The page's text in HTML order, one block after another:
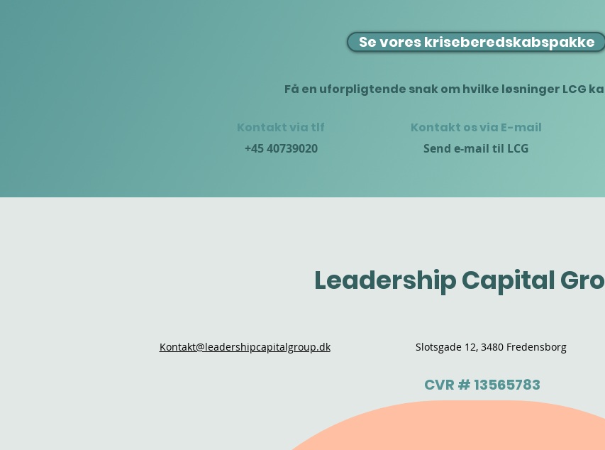
Se vores kriseberedskabspakke
Få en uforpligtende snak om hvilke løsninger LCG
Kontakt via tlf
+45 40739020
Kontakt os via E-mail
Send e-mail til LCG
Leadership Capital
Kontakt@leadershipcapitalgroup.dk Slotsgade 12, 3480 Fredensborg
CVR # 13565783